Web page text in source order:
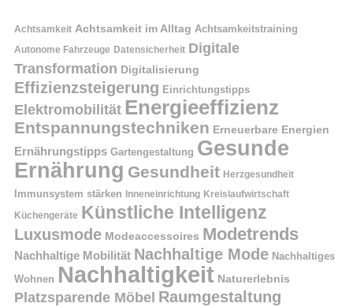
Achtsamkeit Achtsamkeit im Alltag Achtsamkeitstraining
Autonome Fahrzeuge Datensicherheit Digitale
Transformation Digitalisierung
Effizienzsteigerung Einrichtungstipps
Elektromobilität Energieeffizienz
Entspannungstechniken Erneuerbare Energien
Ernährungstipps Gartengestaltung Gesunde
Ernährung Gesundheit Herzgesundheit
Immunsystem stärken Inneneinrichtung Kreislaufwirtschaft
Küchengeräte Künstliche Intelligenz
Luxusmode Modeaccessoires Modetrends
Nachhaltige Mobilität Nachhaltige Mode Nachhaltiges
Wohnen Nachhaltigkeit Naturerlebnis
Platzsparende Möbel Raumgestaltung